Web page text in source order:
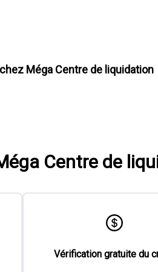
Méga Centre de liquidation
Centre de
Vérification gratuite du